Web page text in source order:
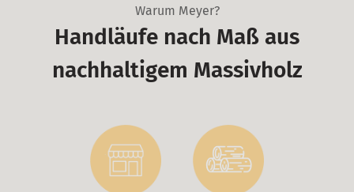
Warum Meyer?
Handläufe nach Maß aus
nachhaltigem Massivholz